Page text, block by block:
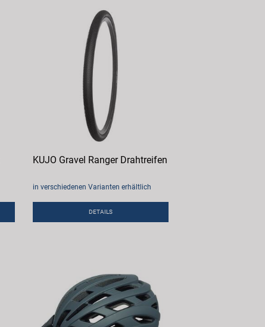
KUJO Gravel Ranger Drahtreifen
in verschiedenen Varianten erhältlich
DETAILS